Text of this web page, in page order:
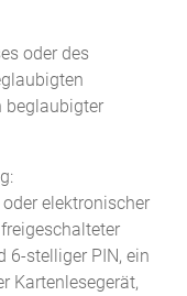
oder des
beglaubigter
elektronischer
6-stelliger PIN, ein
Kartenlesegerät,